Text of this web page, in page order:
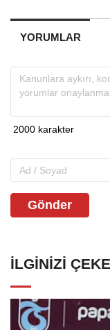
YORUMLAR
Gönder
İLGINIZI